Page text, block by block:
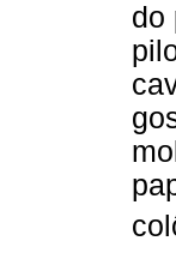
do